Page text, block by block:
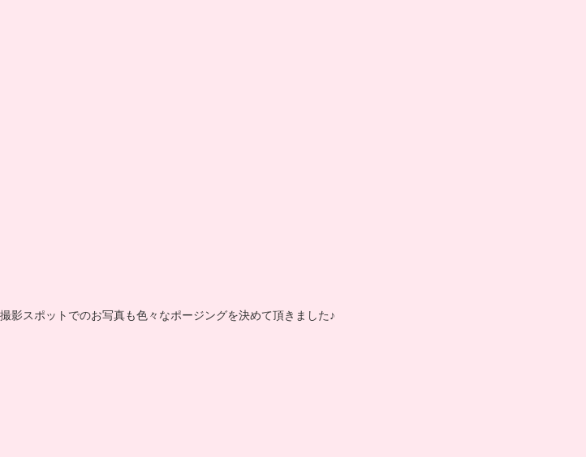
撮影スポットでのお写真も色々なポージングを決めて頂きました♪